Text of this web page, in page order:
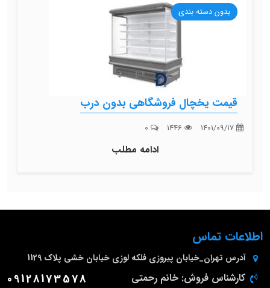
بدون دسته بندی
قیمت یخچال فروشگاهی بدون درب
ادامه مطلب
اطلاعات تماس
آدرس تهران_خیابان پیروزی فلکه لوزی خیابان خشی پلاک 1129
کارشناس فروش: خانم رحمتی 09128173578